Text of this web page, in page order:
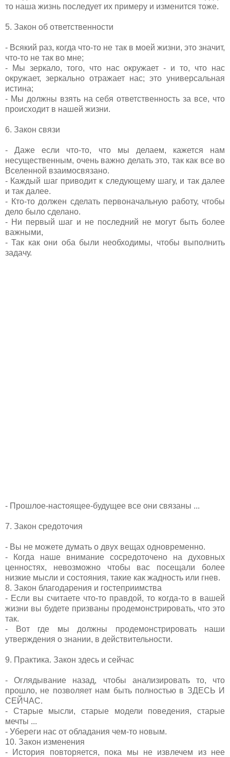
то наша жизнь последует их примеру и изменится тоже.
5. Закон об ответственности
- Всякий раз, когда что-то не так в моей жизни, это значит,
что-то не так во мне;
- Мы зеркало, того, что нас окружает - и то, что нас
окружает, зеркально отражает нас; это универсальная
истина;
- Мы должны взять на себя ответственность за все, что
происходит в нашей жизни.
6. Закон связи
- Даже если что-то, что мы делаем, кажется нам
несущественным, очень важно делать это, так как все во
Вселенной взаимосвязано.
- Каждый шаг приводит к следующему шагу, и так далее
и так далее.
- Кто-то должен сделать первоначальную работу, чтобы
дело было сделано.
- Ни первый шаг и не последний не могут быть более
важными,
- Так как они оба были необходимы, чтобы выполнить
задачу.
- Прошлое-настоящее-будущее все они связаны ...
7. Закон средоточия
- Вы не можете думать о двух вещах одновременно.
- Когда наше внимание сосредоточено на духовных
ценностях, невозможно чтобы вас посещали более
низкие мысли и состояния, такие как жадность или гнев.
8. Закон благодарения и гостеприимства
- Если вы считаете что-то правдой, то когда-то в вашей
жизни вы будете призваны продемонстрировать, что это
так.
- Вот где мы должны продемонстрировать наши
утверждения о знании, в действительности.
9. Практика. Закон здесь и сейчас
- Оглядывание назад, чтобы анализировать то, что
прошло, не позволяет нам быть полностью в ЗДЕСЬ И
СЕЙЧАС.
- Старые мысли, старые модели поведения, старые
мечты ...
- Убереги нас от обладания чем-то новым.
10. Закон изменения
- История повторяется, пока мы не извлечем из нее